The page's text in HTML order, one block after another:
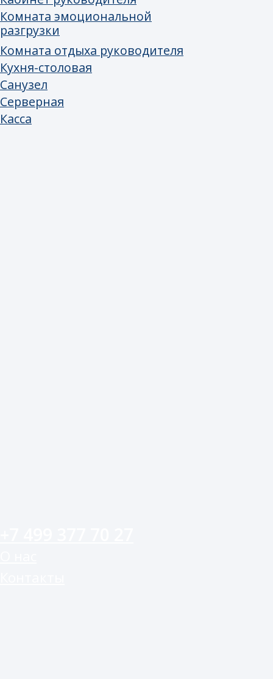
Итальянское маркетинговое
агентство для стартапов со вкусом:
Fabio De Luсa